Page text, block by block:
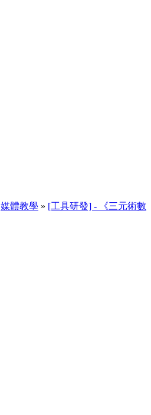
媒體教學 » [工具研發] - 《三元術數